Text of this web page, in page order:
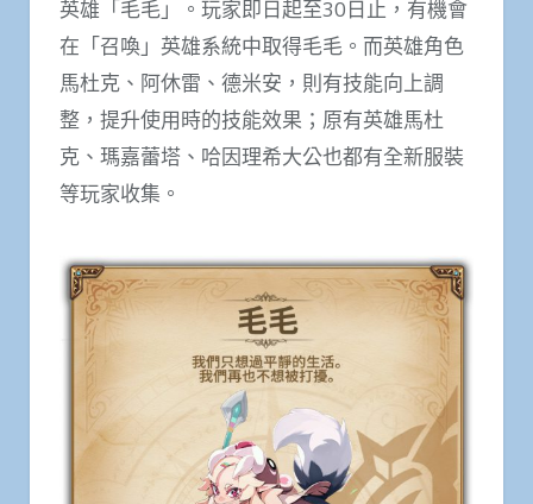
英雄「毛毛」。玩家即日起至30日止，有機會
在「召喚」英雄系統中取得毛毛。而英雄角色
馬杜克、阿休雷、德米安，則有技能向上調
整，提升使用時的技能效果；原有英雄馬杜
克、瑪嘉蕾塔、哈因理希大公也都有全新服裝
等玩家收集。